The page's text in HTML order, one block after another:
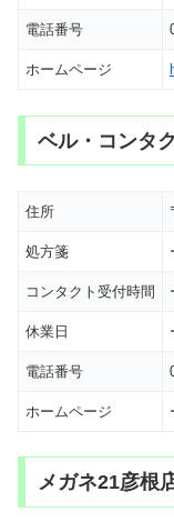
電話番号
ホームページ
ベル・コンタ
住所
処方箋
コンタクト受付時間
休業日
電話番号
ホームページ
メガネ21彦根